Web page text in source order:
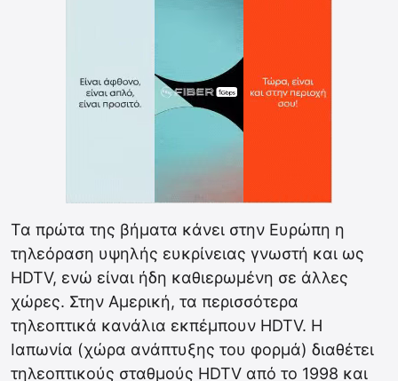
Τα πρώτα της βήματα κάνει στην Ευρώπη η
τηλεόραση υψηλής ευκρίνειας γνωστή και ως
HDTV, ενώ είναι ήδη καθιερωμένη σε άλλες
χώρες. Στην Αμερική, τα περισσότερα
τηλεοπτικά κανάλια εκπέμπουν HDTV. Η
Ιαπωνία (χώρα ανάπτυξης του φορμά) διαθέτει
τηλεοπτικούς σταθμούς HDTV από το 1998 και